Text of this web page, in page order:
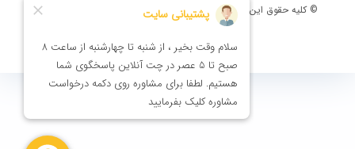
© کلیه حقوق این وب‌سایت برای شرکت ارتباطات نت میهن محفوظ است